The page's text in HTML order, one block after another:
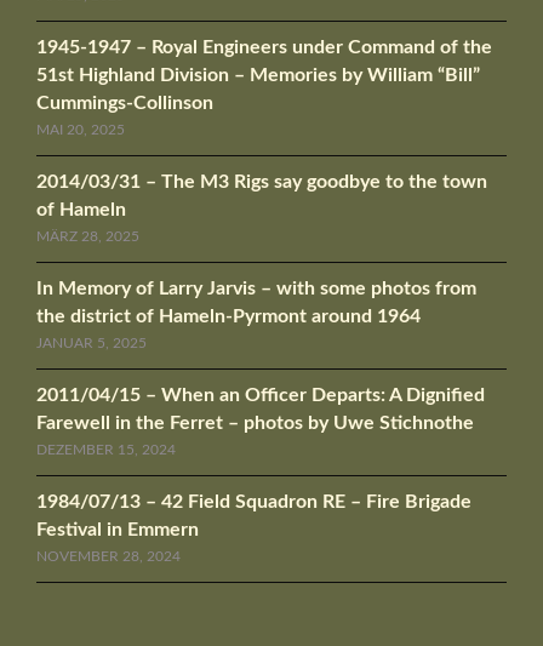
1945-1947 – Royal Engineers under Command of the
51st Highland Division – Memories by William “Bill”
Cummings-Collinson
MAI 20, 2025
2014/03/31 – The M3 Rigs say goodbye to the town
of Hameln
MÄRZ 28, 2025
In Memory of Larry Jarvis – with some photos from
the district of Hameln-Pyrmont around 1964
JANUAR 5, 2025
2011/04/15 – When an Officer Departs: A Dignified
Farewell in the Ferret – photos by Uwe Stichnothe
DEZEMBER 15, 2024
1984/07/13 – 42 Field Squadron RE – Fire Brigade
Festival in Emmern
NOVEMBER 28, 2024